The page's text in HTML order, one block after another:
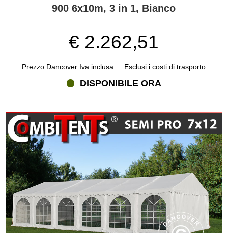
900 6x10m, 3 in 1, Bianco
€ 2.262,51
Prezzo Dancover Iva inclusa Esclusi i costi di trasporto
DISPONIBILE ORA